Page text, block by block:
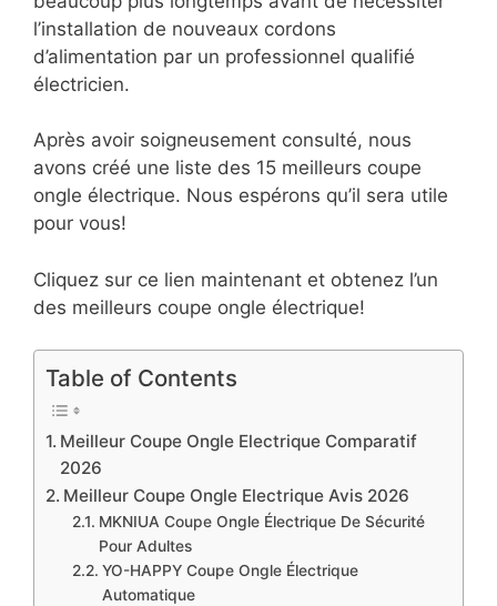
l’installation de nouveaux cordons
d’alimentation par un professionnel qualifié
électricien.
Après avoir soigneusement consulté, nous
avons créé une liste des 15 meilleurs coupe
ongle électrique. Nous espérons qu’il sera utile
pour vous!
Cliquez sur ce lien maintenant et obtenez l’un
des meilleurs coupe ongle électrique!
Table of Contents
Meilleur Coupe Ongle Electrique Comparatif
2026
Meilleur Coupe Ongle Electrique Avis 2026
MKNIUA Coupe Ongle Électrique De Sécurité
Pour Adultes
YO-HAPPY Coupe Ongle Électrique
Automatique